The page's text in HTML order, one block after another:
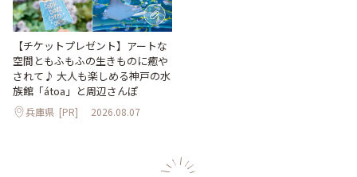
【チケットプレゼント】アートな
空間ともふもふの生きものに癒や
されて♪ 大人も楽しめる神戸の水
族館「átoa」と周辺さんぽ
兵庫県 [PR] 2026.08.07